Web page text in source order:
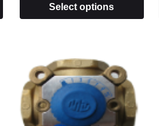
Select options